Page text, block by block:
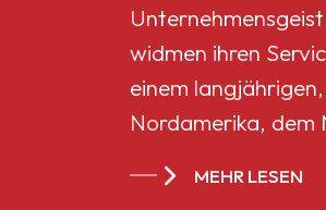
China
CAB-381-20
widmen ihren
einem
Nordamerika, dem
MEHR LESEN